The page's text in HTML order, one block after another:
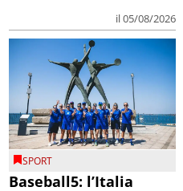
il 05/08/2026
SPORT
Baseball5: l’Italia